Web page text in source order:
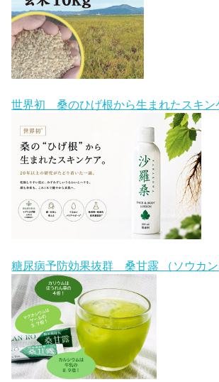
世界初 桑のひげ根から生まれたスキン
糖尿病予防効果抜群 桑甘露 （ソウカン